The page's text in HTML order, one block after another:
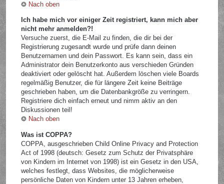
Nach oben
Ich habe mich vor einiger Zeit registriert, kann mich aber
nicht mehr anmelden?!
Versuche zuerst, die E-Mail zu finden, die dir bei der
Registrierung zugesandt wurde und prüfe dann deinen
Benutzernamen und dein Passwort. Es kann sein, dass ein
Administrator dein Benutzerkonto aus verschieden Gründen
deaktiviert oder gelöscht hat. Außerdem löschen viele Boards
regelmäßig Benutzer, die für längere Zeit keine Beiträge
geschrieben haben, um die Datenbankgröße zu verringern.
Registriere dich einfach erneut und nimm aktiv an den
Diskussionen teil!
Nach oben
Was ist COPPA?
COPPA, ausgeschrieben Child Online Privacy and Protection
Act of 1998 (deutsch: Gesetz zum Schutz der Privatsphäre
von Kindern im Internet von 1998) ist ein Gesetz in den USA,
welches festlegt, dass Websites, die möglicherweise
persönliche Daten von Kindern unter 13 Jahren erheben,